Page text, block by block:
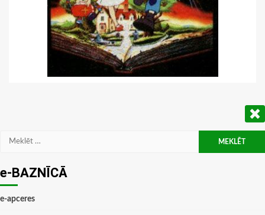
Meklēt:
e-BAZNĪCĀ
e-apceres